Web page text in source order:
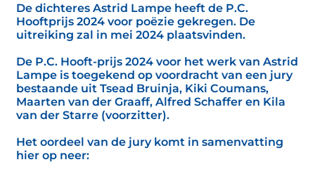
De dichteres Astrid Lampe heeft de P.C.
Hooftprijs 2024 voor poëzie gekregen. De
uitreiking zal in mei 2024 plaatsvinden.
De P.C. Hooft-prijs 2024 voor het werk van Astrid
Lampe is toegekend op voordracht van een jury
bestaande uit Tsead Bruinja, Kiki Coumans,
Maarten van der Graaff, Alfred Schaffer en Kila
van der Starre (voorzitter).
Het oordeel van de jury komt in samenvatting
hier op neer: